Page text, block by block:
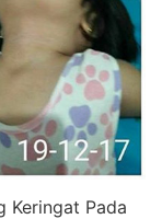
Keringat Pada